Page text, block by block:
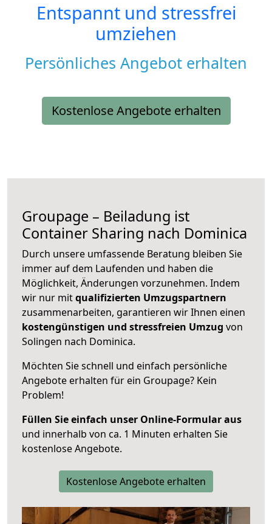
Entspannt und stressfrei
umziehen
Persönliches Angebot erhalten
Kostenlose Angebote erhalten
Groupage – Beiladung ist
Container Sharing nach Dominica
Durch unsere umfassende Beratung bleiben Sie
immer auf dem Laufenden und haben die
Möglichkeit, Änderungen vorzunehmen. Indem
wir nur mitqualifizierten Umzugspartnern
zusammenarbeiten, garantieren wir Ihnen einen
kostengünstigen und stressfreien Umzug von
Solingen nach Dominica.
Möchten Sie schnell und einfach persönliche
Angebote erhalten für ein Groupage? Kein
Problem!
Füllen Sie einfach unser Online-Formular aus
und innerhalb von ca. 1 Minuten erhalten Sie
kostenlose Angebote.
Kostenlose Angebote erhalten